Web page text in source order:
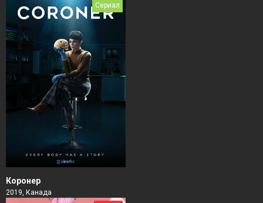
Сериал
Коронер
2019, Канада